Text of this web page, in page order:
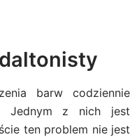
barw codziennie
Jednym z nich jest
ten problem nie jest